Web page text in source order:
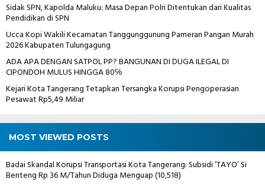
Sidak SPN, Kapolda Maluku: Masa Depan Polri Ditentukan dari Kualitas
Pendidikan di SPN
Ucca Kopi Wakili Kecamatan Tanggunggunung Pameran Pangan Murah
2026 Kabupaten Tulungagung
ADA APA DENGAN SATPOL PP? BANGUNAN DI DUGA ILEGAL DI
CIPONDOH MULUS HINGGA 80℅
Kejari Kota Tangerang Tetapkan Tersangka Korupsi Pengoperasian
Pesawat Rp5,49 Miliar
MOST VIEWED POSTS
Badai Skandal Korupsi Transportasi Kota Tangerang: Subsidi ‘TAYO’ Si
Benteng Rp 36 M/Tahun Diduga Menguap(10,518)